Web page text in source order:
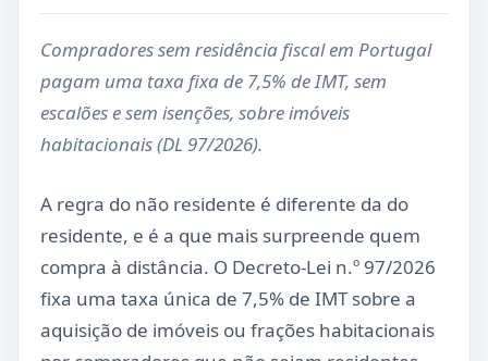
Compradores sem residência fiscal em Portugal
pagam uma taxa fixa de 7,5% de IMT, sem
escalões e sem isenções, sobre imóveis
habitacionais (DL 97/2026).
A regra do não residente é diferente da do
residente, e é a que mais surpreende quem
compra à distância. O Decreto-Lei n.º 97/2026
fixa uma taxa única de 7,5% de IMT sobre a
aquisição de imóveis ou frações habitacionais